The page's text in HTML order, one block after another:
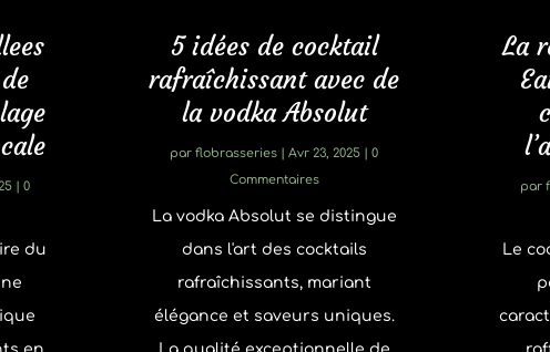
| 0
du
5 idées de cocktail
rafraîchissant avec de
la vodka Absolut
parflobrasseries |Avr 23, 2025 | 0
Commentaires
La vodka Absolut se distingue
dans l'art des cocktails
rafraîchissants, mariant
élégance et saveurs uniques.
La
par
Le